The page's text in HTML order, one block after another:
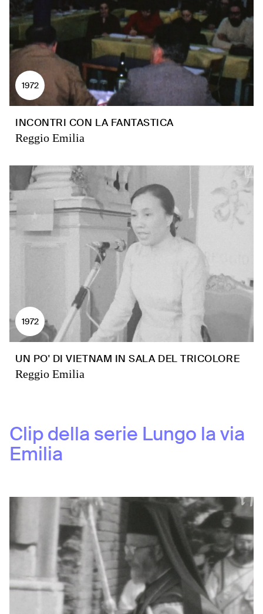
1972
INCONTRI CON LA FANTASTICA
Reggio Emilia
1972
UN PO' DI VIETNAM IN SALA DEL TRICOLORE
Reggio Emilia
Clip della serie Lungo la via
Emilia